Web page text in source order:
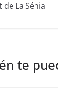
La Sénia.
te